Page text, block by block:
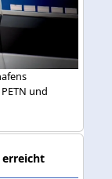
und
erreicht